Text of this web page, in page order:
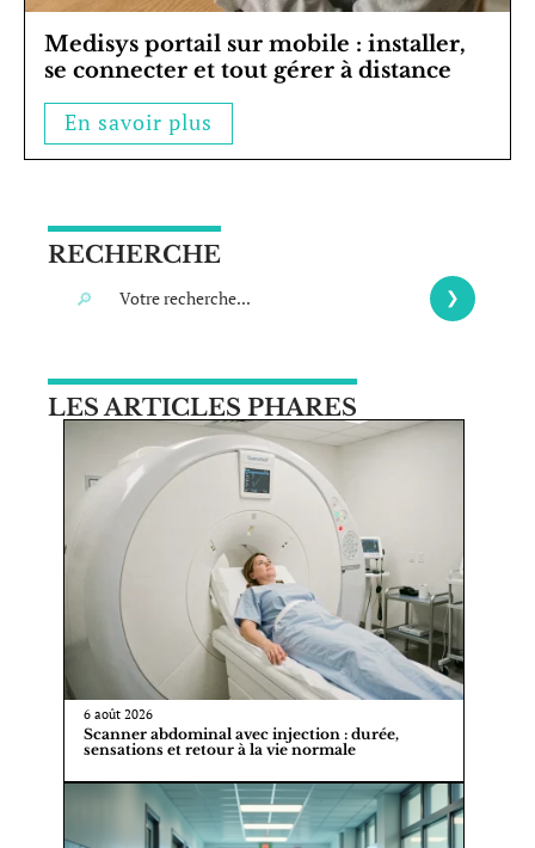
Medisys portail sur mobile : installer,
se connecter et tout gérer à distance
En savoir plus
RECHERCHE
LES ARTICLES PHARES
6 août 2026
Scanner abdominal avec injection : durée,
sensations et retour à la vie normale